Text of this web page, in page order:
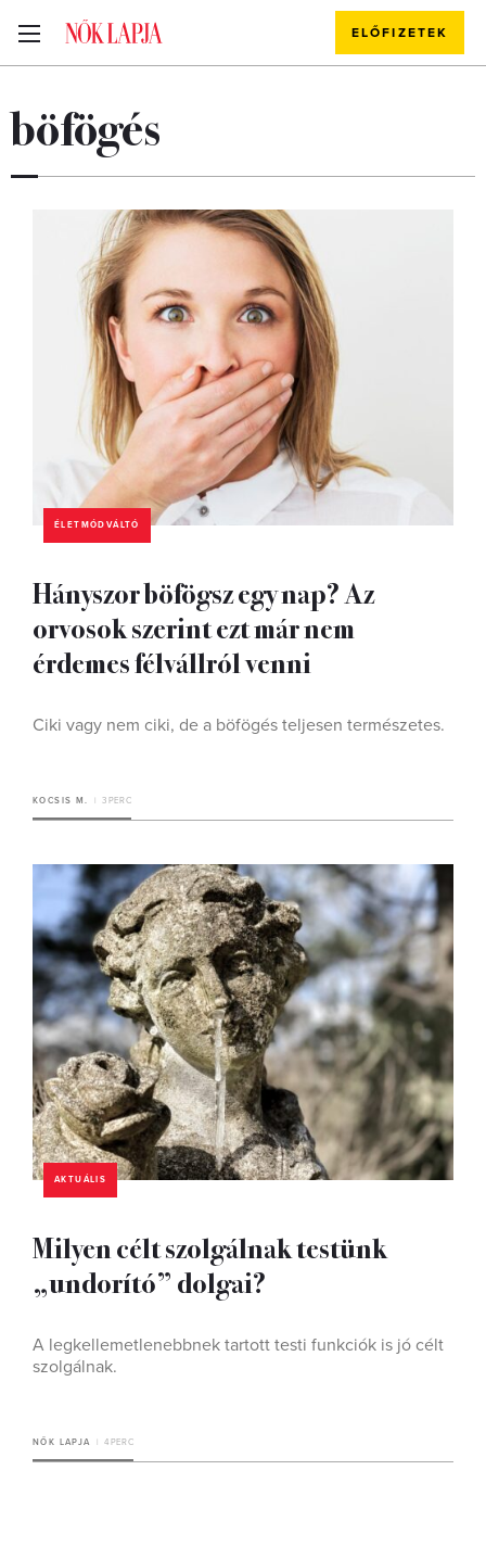
ELŐFIZETEK
böfögés
ÉLETMÓDVÁLTÓ
Hányszor böfögsz egy nap? Az
orvosok szerint ezt már nem
érdemes félvállról venni
Ciki vagy nem ciki, de a böfögés teljesen természetes.
KOCSIS M. 3 PERC
AKTUÁLIS
Milyen célt szolgálnak testünk
„undorító” dolgai?
A legkellemetlenebbnek tartott testi funkciók is jó célt
szolgálnak.
NŐK LAPJA 4 PERC